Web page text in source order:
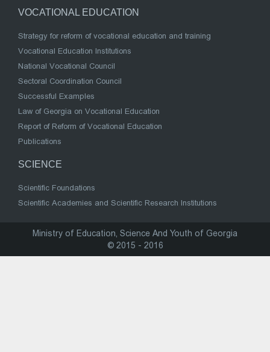
VOCATIONAL EDUCATION
Strategy for reform of vocational education and training
Vocational Education Institutions
National Vocational Council
Sectoral Coordination Council
Successful Examples
Law of Georgia on Vocational Education
Report of Reform of Vocational Education
Publications
SCIENCE
Scientific Foundations
Scientific Academies and Scientific Research Institutions
Ministry of Education, Science And Youth of Georgia
© 2015 - 2016